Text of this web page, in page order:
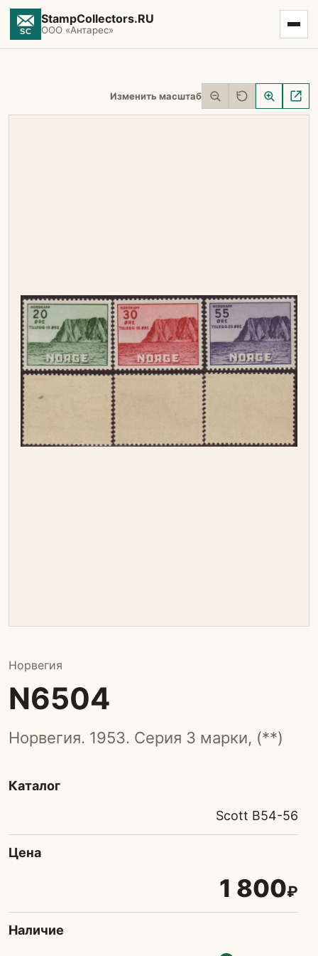
StampCollectors.RU
ООО «Антарес»
Изменить масштаб
Норвегия
N6504
Норвегия. 1953. Серия 3 марки, (**)
Каталог
Scott B54-56
Цена
1 800₽
Наличие